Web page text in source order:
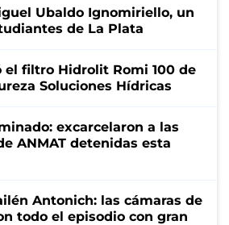
Ubaldo Ignomiriello, un
de La Plata
el filtro Hidrolit Romi 100 de
Soluciones Hídricas
excarcelaron a las
ANMAT detenidas esta
Antonich: las cámaras de
todo el episodio con gran